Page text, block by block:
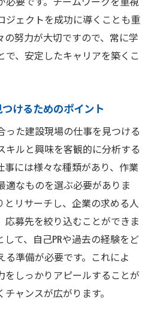
ジェクトを成功に導くことも重
の努力が大切ですので、常に学
で、安定したキャリアを築くこ
けるためのポイント
った建設現場の仕事を見つける
キルと興味を客観的に分析する
事には様々な種類があり、作業
適なものを選ぶ必要がありま
とリサーチし、企業の求める人
応募先を絞り込むことができま
て、自己PRや過去の経験をど
る準備が必要です。これによ
をしっかりアピールすることが
ャンスが広がります。